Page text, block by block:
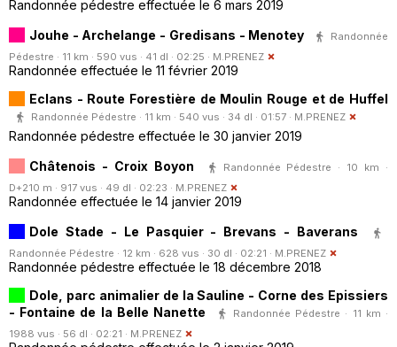
Randonnée pédestre effectuée le 6 mars 2019
Jouhe - Archelange - Gredisans - Menotey
Randonnée
Pédestre · 11 km · 590 vus · 41 dl · 02:25 · M.PRENEZ
Randonnée effectuée le 11 février 2019
Eclans - Route Forestière de Moulin Rouge et de Huffel
Randonnée Pédestre · 11 km · 540 vus · 34 dl · 01:57 · M.PRENEZ
Randonnée pédestre effectuée le 30 janvier 2019
Châtenois - Croix Boyon
Randonnée Pédestre · 10 km ·
D+210 m · 917 vus · 49 dl · 02:23 · M.PRENEZ
Randonnée effectuée le 14 janvier 2019
Dole Stade - Le Pasquier - Brevans - Baverans
Randonnée Pédestre · 12 km · 628 vus · 30 dl · 02:21 · M.PRENEZ
Randonnée pédestre effectuée le 18 décembre 2018
Dole, parc animalier de la Sauline - Corne des Epissiers
- Fontaine de la Belle Nanette
Randonnée Pédestre · 11 km ·
1988 vus · 56 dl · 02:21 · M.PRENEZ